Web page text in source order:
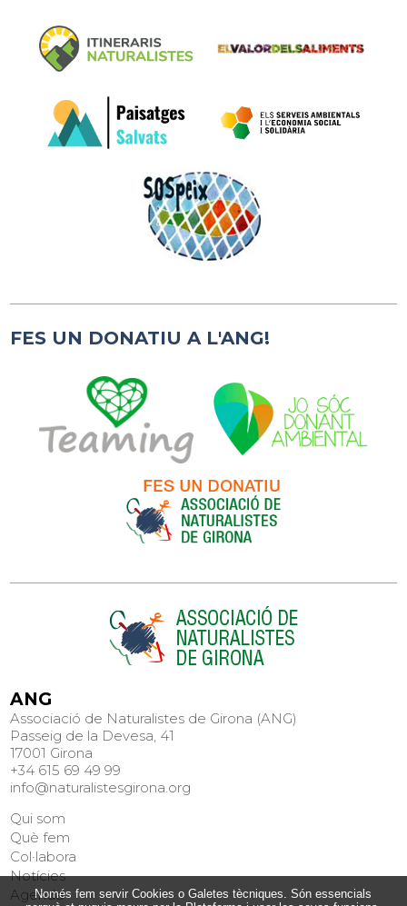
FES UN DONATIU A L'ANG!
ANG
Associació de Naturalistes de Girona (ANG)
Passeig de la Devesa, 41
17001 Girona
+34 615 69 49 99
info@naturalistesgirona.org
Qui som
Què fem
Col·labora
Notícies
Agenda
Només fem servir Cookies o Galetes tècniques. Són essencials